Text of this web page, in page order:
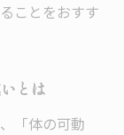
ことをおすす
とは
「体の可動